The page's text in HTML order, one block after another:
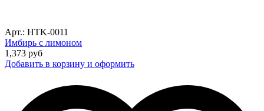
Арт.: HTK-0011
Имбирь с лимоном
1,373 руб
Добавить в корзину и оформить